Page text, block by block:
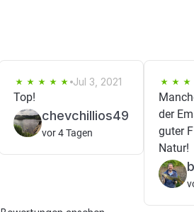
Jul 3, 2021
Top!
chevchillios49
vor 4 Tagen
der
guter
Natur!